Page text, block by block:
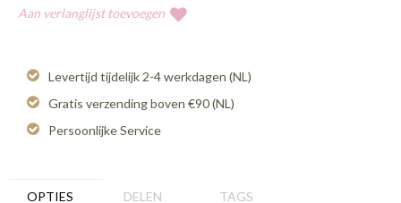
Aan verlanglijst toevoegen
Levertijd tijdelijk 2-4 werkdagen (NL)
Gratis verzending boven €90 (NL)
Persoonlijke Service
OPTIES DELEN TAGS